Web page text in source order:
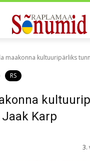
maakonna kultuuripärliks
RS
Karp
3.